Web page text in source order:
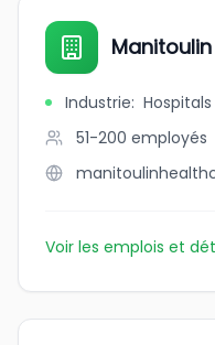
Industrie:
51-200 employés
Voir les emplois et